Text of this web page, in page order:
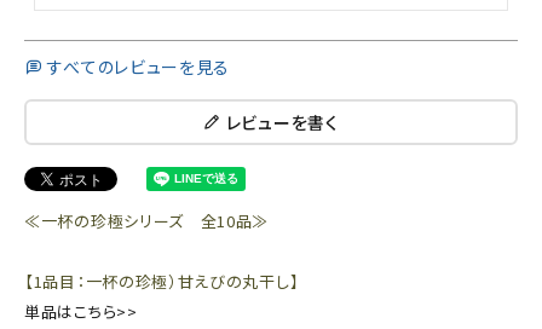
すべてのレビューを見る
レビューを書く
≪一杯の珍極シリーズ 全10品≫
【1品目：一杯の珍極）甘えびの丸干し】
単品はこちら>>